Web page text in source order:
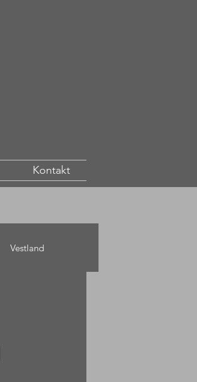
Kontakt
Vestland